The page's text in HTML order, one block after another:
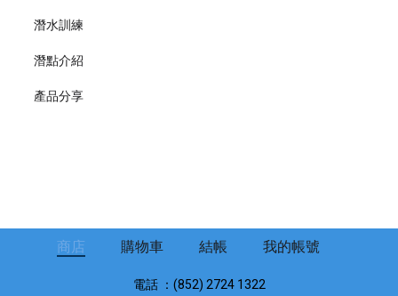
潛水訓練
潛點介紹
產品分享
商店 購物車 結帳 我的帳號
電話 ：(852) 2724 1322